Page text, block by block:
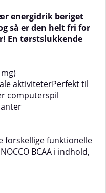
energidrik beriget
så er den helt fri for
En tørstslukkende
aktiviteterPerfekt til
computerspil
forskellige funktionelle
BCAA i indhold,
den koffein, grøn
FOCUS særligt
arbejder eller